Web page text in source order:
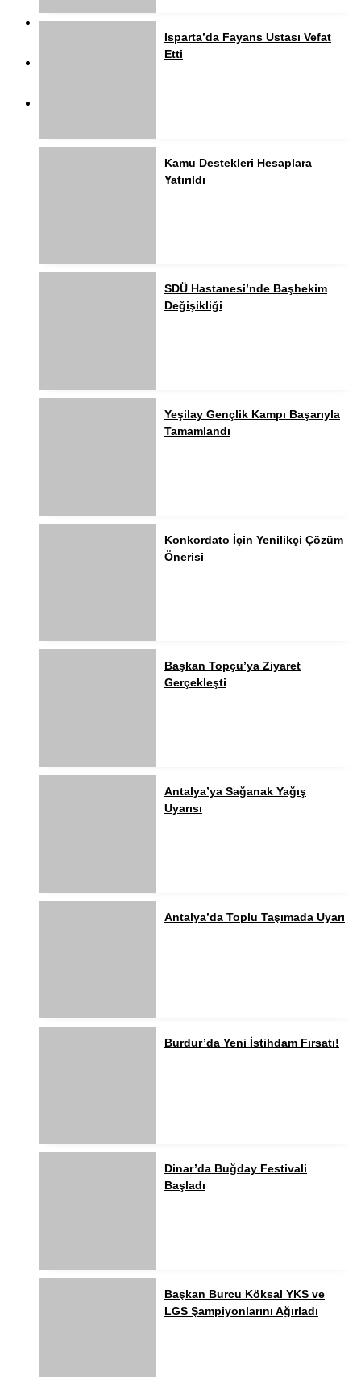
Isparta’da Fayans Ustası Vefat
Etti
Kamu Destekleri Hesaplara
Yatırıldı
SDÜ Hastanesi’nde Başhekim
Değişikliği
Yeşilay Gençlik Kampı Başarıyla
Tamamlandı
Konkordato İçin Yenilikçi Çözüm
Önerisi
Başkan Topçu’ya Ziyaret
Gerçekleşti
Antalya’ya Sağanak Yağış
Uyarısı
Antalya’da Toplu Taşımada Uyarı
Burdur’da Yeni İstihdam Fırsatı!
Dinar’da Buğday Festivali
Başladı
Başkan Burcu Köksal YKS ve
LGS Şampiyonlarını Ağırladı